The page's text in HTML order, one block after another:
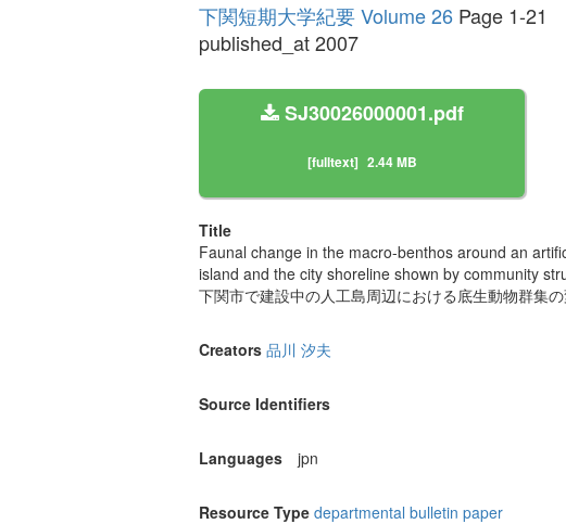
下関短期大学紀要 Volume 26 Page 1-21
published_at 2007
SJ30026000001.pdf
[fulltext] 2.44 MB
Title
Faunal change in the macro-benthos around an
island and the city shoreline shown by community
下関市で建設中の人工島周辺における底生動物群集
Creators 品川 汐夫
Source Identifiers
Languages jpn
Resource Type departmental bulletin paper